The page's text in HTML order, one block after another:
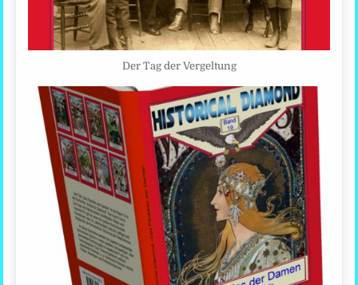
Der Tag der Vergeltung